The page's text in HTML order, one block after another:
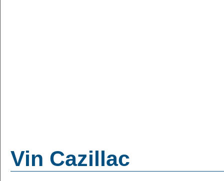
Vin Cazillac